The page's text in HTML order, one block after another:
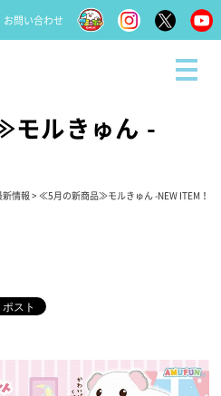
お問い合わせ
ルきゅん -
新情報> ≪5月の新商品≫モルきゅん -NEW ITEM！